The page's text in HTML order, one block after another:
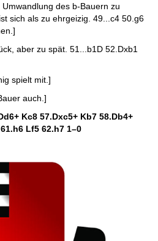
des b-Bauern zu
sich als zu ehrgeizig. 49...c4 50.g6
aber zu spät. 51...b1D 52.Dxb1
spielt mit.]
auch.]
Kc8 57.Dxc5+ Kb7 58.Db4+
Lf5 62.h7 1–0